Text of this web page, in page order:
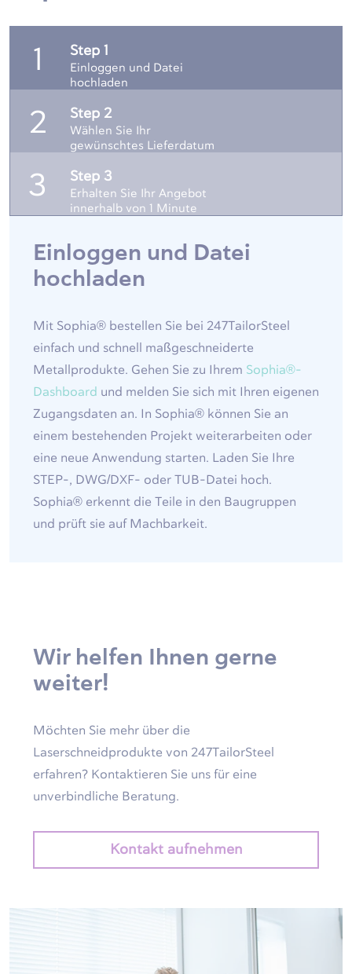
1 Step 1
Einloggen und Datei
hochladen
2 Step 2
Wählen Sie Ihr
gewünschtes Lieferdatum
3 Step 3
Erhalten Sie Ihr Angebot
innerhalb von 1 Minute
Einloggen und Datei
hochladen
Mit Sophia® bestellen Sie bei 247TailorSteel
einfach und schnell maßgeschneiderte
Metallprodukte. Gehen Sie zu Ihrem Sophia®-
Dashboard und melden Sie sich mit Ihren eigenen
Zugangsdaten an. In Sophia® können Sie an
einem bestehenden Projekt weiterarbeiten oder
eine neue Anwendung starten. Laden Sie Ihre
STEP-, DWG/DXF- oder TUB-Datei hoch.
Sophia® erkennt die Teile in den Baugruppen
und prüft sie auf Machbarkeit.
Wir helfen Ihnen gerne
weiter!
Möchten Sie mehr über die
Laserschneidprodukte von 247TailorSteel
erfahren? Kontaktieren Sie uns für eine
unverbindliche Beratung.
Kontakt aufnehmen